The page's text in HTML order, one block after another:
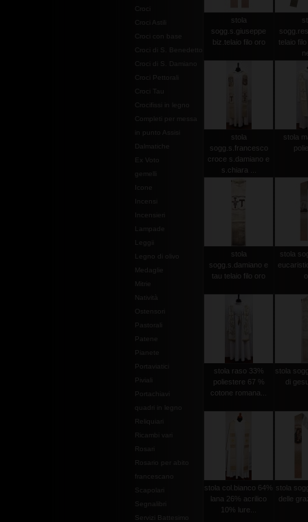
Croci
Croci Astili
Croci con base
Croci di S. Benedetto
Croci di S. Damiano
Croci Pettorali
Croci Tau
Crocifissi in legno
Completi per messa
in punto Assisi
Dalmatiche
Ex Voto
gemelli
Leggii
Legno di olivo
Medaglie
Mitrie
Natività
Ostensori
Pastorali
Patene
Pianete
Portaviatici
Piviali
Portachiavi
quadri in legno
Reliquiari
Ricambi vari
Rosari
Rosario per abito
francescano
Scapolari
Segnalibri
Servizi Battesimo
stola
sogg.s.giuseppe
biz.telaio filo oro
telaio
stola
sogg.s.francesco
croce s.damiano e
s.chiara ...
stola
stola
sogg.s.damiano e
tau telaio filo oro
stola
stola raso 33%
poliestere 67 %
cotone romana...
stola
di
stola col.bianco 64%
lana 26% acrilico
10% lure...
stola
delle